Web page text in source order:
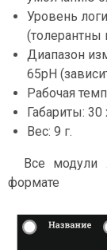
Уровень
(толерантны
Диапазон
65pH
Рабочая
Габариты:
Вес: 9 г.
Все модули
формате